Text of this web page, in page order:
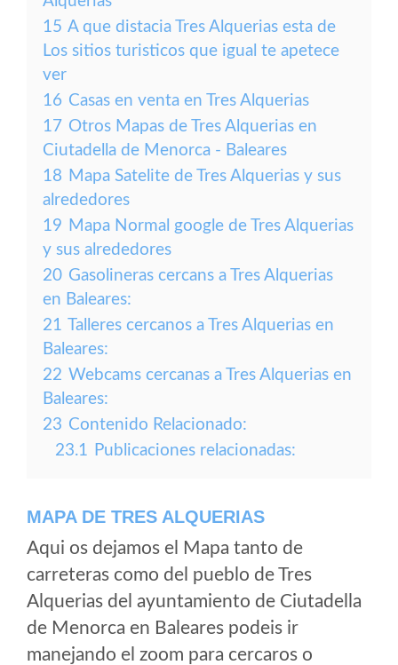
15 A que distacia Tres Alquerias esta de
Los sitios turisticos que igual te apetece
ver
16 Casas en venta en Tres Alquerias
17 Otros Mapas de Tres Alquerias en
Ciutadella de Menorca - Baleares
18 Mapa Satelite de Tres Alquerias y sus
alrededores
19 Mapa Normal google de Tres Alquerias
y sus alrededores
20 Gasolineras cercans a Tres Alquerias
en Baleares:
21 Talleres cercanos a Tres Alquerias en
Baleares:
22 Webcams cercanas a Tres Alquerias en
Baleares:
23 Contenido Relacionado:
23.1 Publicaciones relacionadas:
MAPA DE TRES ALQUERIAS
Aqui os dejamos el Mapa tanto de
carreteras como del pueblo de Tres
Alquerias del ayuntamiento de Ciutadella
de Menorca en Baleares podeis ir
manejando el zoom para cercaros o